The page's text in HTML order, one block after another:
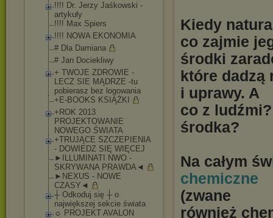
!!!! Dr. Jerzy Jaśkowski -
artykuły
!!!! Max Spiers
!!!! NOWA EKONOMIA
# Dla Damiana
# Jan Dociekliwy
+ TWOJE ZDROWIE -
LECZ SIE MĄDRZE -tu
pobierasz bez logowania
+E-BOOKS KSIĄŻKI
+ROK 2013
PROJEKTOWANIE
NOWEGO ŚWIATA
+TRUJĄCE SZCZEPIENIA
- DOWIEDZ SIĘ WIĘCEJ
►ILLUMINATI NWO -
SKRYWANA PRAWDA◄
►NEXUS - NOWE
CZASY◄
┼ Odkoduj się ┼ o
największej sekcie świata
☼ PROJEKT AVALON
Kiedy
co zajmie
środki
które dadzą
i uprawy. A
co z
środka?
Na całym
chemiczne
(zwane
również